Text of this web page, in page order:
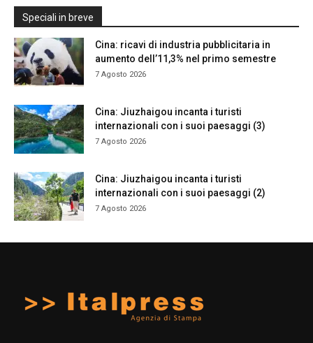
Speciali in breve
Cina: ricavi di industria pubblicitaria in
aumento dell’11,3% nel primo semestre
7 Agosto 2026
Cina: Jiuzhaigou incanta i turisti
internazionali con i suoi paesaggi (3)
7 Agosto 2026
Cina: Jiuzhaigou incanta i turisti
internazionali con i suoi paesaggi (2)
7 Agosto 2026